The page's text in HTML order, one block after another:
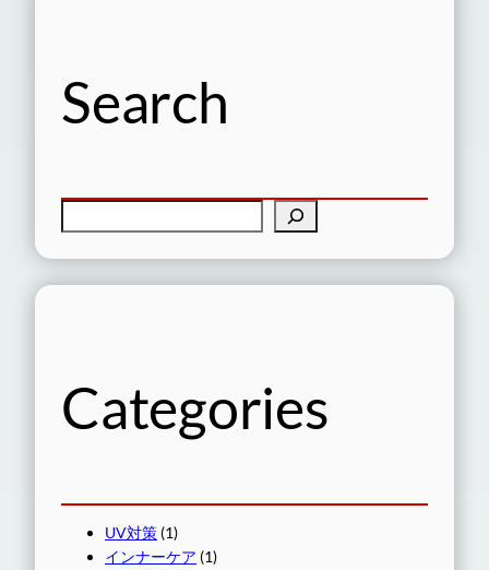
Search
Categories
UV対策 (1)
インナーケア (1)